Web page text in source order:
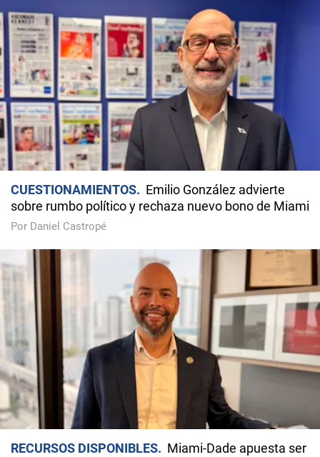
CUESTIONAMIENTOS
Emilio González advierte
sobre rumbo político y rechaza nuevo bono de Miami
Por Daniel Castropé
RECURSOS DISPONIBLES
Miami-Dade apuesta ser